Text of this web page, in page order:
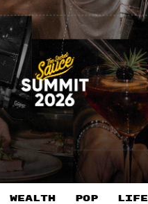
WEALTH POP LIFE